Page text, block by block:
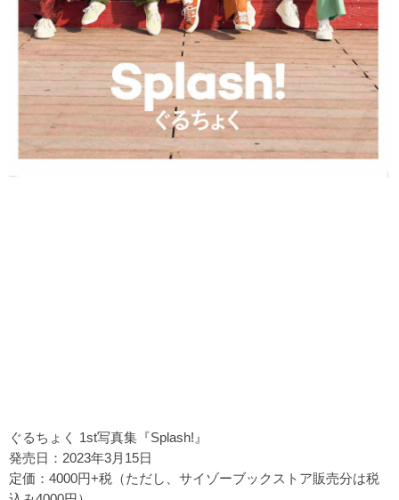
ぐるちょく 1st写真集『Splash!』
発売日：2023年3月15日
定価：4000円+税（ただし、サイゾーブックストア販売分は税